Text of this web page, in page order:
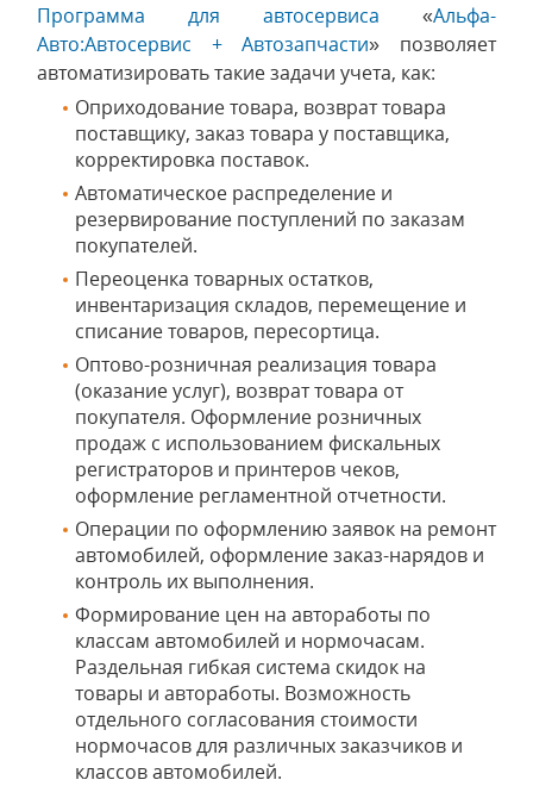
Программа для автосервиса «Альфа-
Авто:Автосервис + Автозапчасти» позволяет
автоматизировать такие задачи учета, как:
Оприходование товара, возврат товара
поставщику, заказ товара у поставщика,
корректировка поставок.
Автоматическое распределение и
резервирование поступлений по заказам
покупателей.
Переоценка товарных остатков,
инвентаризация складов, перемещение и
списание товаров, пересортица.
Оптово-розничная реализация товара
(оказание услуг), возврат товара от
покупателя. Оформление розничных
продаж с использованием фискальных
регистраторов и принтеров чеков,
оформление регламентной отчетности.
Операции по оформлению заявок на ремонт
автомобилей, оформление заказ-нарядов и
контроль их выполнения.
Формирование цен на автоработы по
классам автомобилей и нормочасам.
Раздельная гибкая система скидок на
товары и автоработы. Возможность
отдельного согласования стоимости
нормочасов для различных заказчиков и
классов автомобилей.